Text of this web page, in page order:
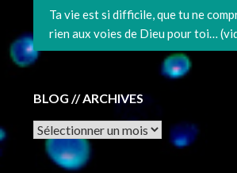
Ta vie est si difficile, que tu ne
rien aux voies de Dieu pour toi…
BLOG // ARCHIVES
Archives